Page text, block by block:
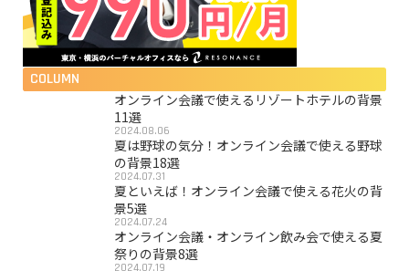
COLUMN
オンライン会議で使えるリゾートホテルの背景
11選
2024.08.06
夏は野球の気分！オンライン会議で使える野球
の背景18選
2024.07.31
夏といえば！オンライン会議で使える花火の背
景5選
2024.07.24
オンライン会議・オンライン飲み会で使える夏
祭りの背景8選
2024.07.19